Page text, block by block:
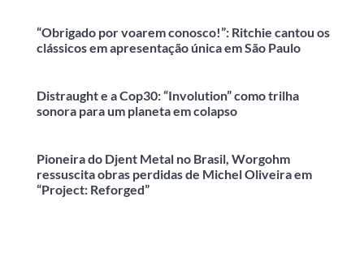
“Obrigado por voarem conosco!”: Ritchie cantou os
clássicos em apresentação única em São Paulo
Distraught e a Cop30: “Involution” como trilha
sonora para um planeta em colapso
Pioneira do Djent Metal no Brasil, Worgohm
ressuscita obras perdidas de Michel Oliveira em
“Project: Reforged”